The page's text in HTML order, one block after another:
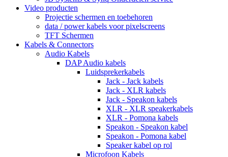
Video producten
Projectie schermen en toebehoren
data / power kabels voor pixelscreens
TFT Schermen
Kabels & Connectors
Audio Kabels
DAP Audio kabels
Luidsprekerkabels
Jack - Jack kabels
Jack - XLR kabels
Jack - Speakon kabels
XLR - XLR speakerkabels
XLR - Pomona kabels
Speakon - Speakon kabel
Speakon - Pomona kabel
Speaker kabel op rol
Microfoon Kabels